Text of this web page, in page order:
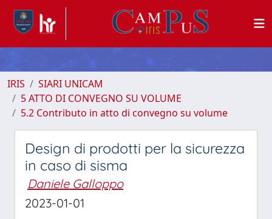
IRIS
SIARI UNICAM
5 ATTO DI CONVEGNO SU VOLUME
5.2 Contributo in atto di convegno su volume
Design di prodotti per la sicurezza
in caso di sisma
Daniele Galloppo
2023-01-01